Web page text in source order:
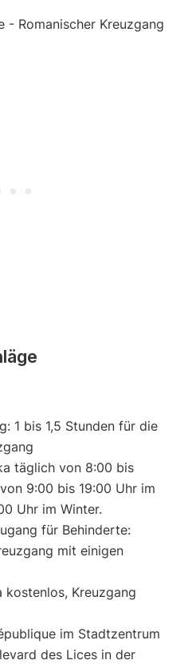
1 bis 1,5 Stunden für die
täglich von 8:00 bis
9:00 bis 19:00 Uhr im
Uhr im Winter.
für Behinderte:
mit einigen
kostenlos, Kreuzgang
im Stadtzentrum
des Lices in der